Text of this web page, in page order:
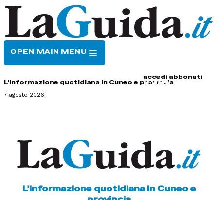
OPEN MAIN MENU
accedi abbonati
L'informazione quotidiana in Cuneo e provincia
7 agosto 2026
L'informazione quotidiana in Cuneo e